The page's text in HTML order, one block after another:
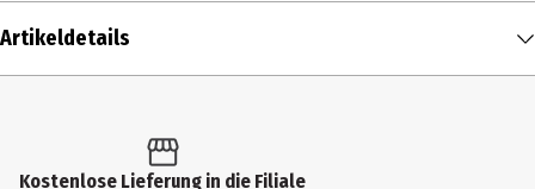
Artikeldetails
Produkttyp
Kostenlose Lieferung in die Filiale